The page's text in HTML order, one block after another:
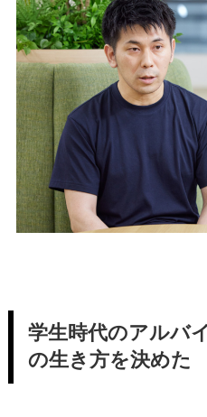
学生時代のアルバ
の生き方を決めた